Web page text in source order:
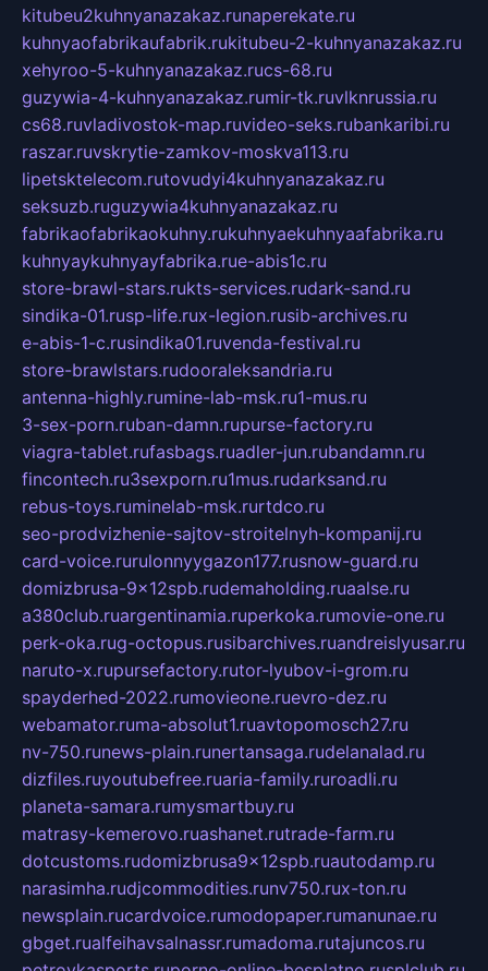
kitubeu2kuhnyanazakaz.runaperekate.ru
kuhnyaofabrikaufabrik.rukitubeu-2-kuhnyanazakaz.ru
xehyroo-5-kuhnyanazakaz.rucs-68.ru
guzywia-4-kuhnyanazakaz.rumir-tk.ruvlknrussia.ru
cs68.ruvladivostok-map.ruvideo-seks.rubankaribi.ru
raszar.ruvskrytie-zamkov-moskva113.ru
lipetsktelecom.rutovudyi4kuhnyanazakaz.ru
seksuzb.ruguzywia4kuhnyanazakaz.ru
fabrikaofabrikaokuhny.rukuhnyaekuhnyaafabrika.ru
kuhnyaykuhnyayfabrika.rue-abis1c.ru
store-brawl-stars.rukts-services.rudark-sand.ru
sindika-01.rusp-life.rux-legion.rusib-archives.ru
e-abis-1-c.rusindika01.ruvenda-festival.ru
store-brawlstars.rudooraleksandria.ru
antenna-highly.rumine-lab-msk.ru1-mus.ru
3-sex-porn.ruban-damn.rupurse-factory.ru
viagra-tablet.rufasbags.ruadler-jun.rubandamn.ru
fincontech.ru3sexporn.ru1mus.rudarksand.ru
rebus-toys.ruminelab-msk.rurtdco.ru
seo-prodvizhenie-sajtov-stroitelnyh-kompanij.ru
card-voice.rurulonnyygazon177.rusnow-guard.ru
domizbrusa-9x12spb.rudemaholding.ruaalse.ru
a380club.ruargentinamia.ruperkoka.rumovie-one.ru
perk-oka.rug-octopus.rusibarchives.ruandreislyusar.ru
naruto-x.rupursefactory.rutor-lyubov-i-grom.ru
spayderhed-2022.rumovieone.ruevro-dez.ru
webamator.ruma-absolut1.ruavtopomosch27.ru
nv-750.runews-plain.runertansaga.rudelanalad.ru
dizfiles.ruyoutubefree.ruaria-family.ruroadli.ru
planeta-samara.rumysmartbuy.ru
matrasy-kemerovo.ruashanet.rutrade-farm.ru
dotcustoms.rudomizbrusa9x12spb.ruautodamp.ru
narasimha.rudjcommodities.runv750.rux-ton.ru
newsplain.rucardvoice.rumodopaper.rumanunae.ru
gbget.rualfeihavsalnassr.rumadoma.rutajuncos.ru